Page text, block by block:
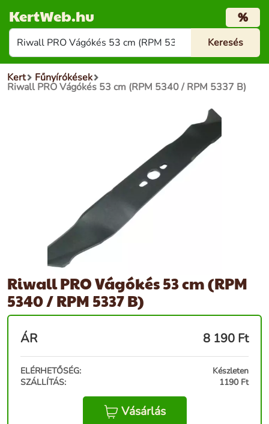
KertWeb.hu %
Kert Fűnyírókések
Riwall PRO Vágókés 53 cm (RPM 5340 / RPM 5337 B)
Riwall PRO Vágókés 53 cm (RPM
5340 / RPM 5337 B)
ÁR 8 190 Ft
ELÉRHETŐSÉG:
Készleten
SZÁLLÍTÁS:
1190 Ft
Vásárlás